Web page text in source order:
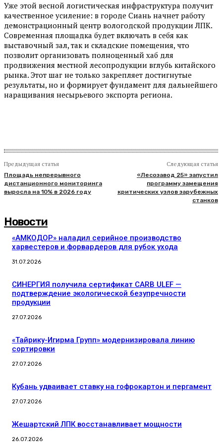
Уже этой весной логистическая инфраструктура получит
качественное усиление: в городе Сиань начнет работу
демонстрационный центр вологодской продукции ЛПК.
Современная площадка будет включать в себя как
выставочный зал, так и складские помещения, что
позволит организовать полноценный хаб для
продвижения местной лесопродукции вглубь китайского
рынка. Этот шаг не только закрепляет достигнутые
результаты, но и формирует фундамент для дальнейшего
наращивания несырьевого экспорта региона.
Предыдущая статья
Площадь непрерывного
дистанционного мониторинга
выросла на 10% в 2026 году
Следующая статья
«Лесозавод 25» запустил
программу замещения
критических узлов зарубежных
станков
Новости
«АМКОДОР» наладил серийное производство
харвестеров и форвардеров для рубок ухода
31.07.2026
СИНЕРГИЯ получила сертификат CARB ULEF —
подтверждение экологической безупречности
продукции
27.07.2026
«Тайрику-Игирма Групп» модернизировала линию
сортировки
27.07.2026
Кубань удваивает ставку на гофрокартон и пергамент
27.07.2026
Жешартский ЛПК восстанавливает мощности
26.07.2026